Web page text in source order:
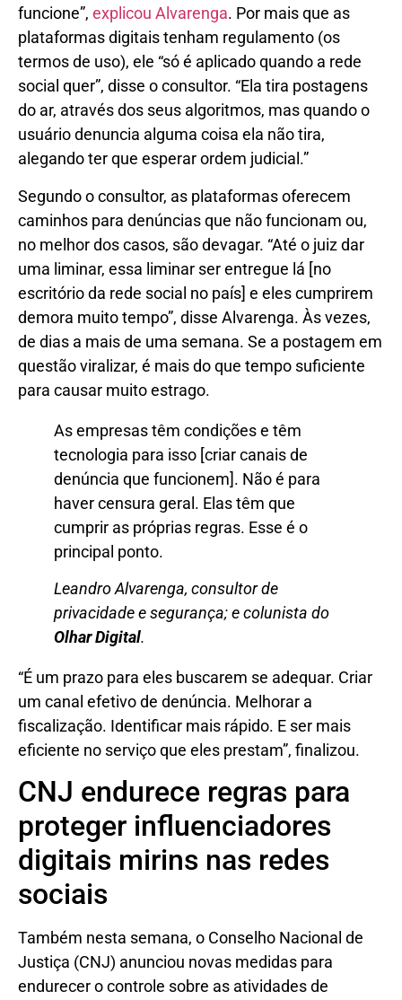
funcione”, explicou Alvarenga. Por mais que as
plataformas digitais tenham regulamento (os
termos de uso), ele “só é aplicado quando a rede
social quer”, disse o consultor. “Ela tira postagens
do ar, através dos seus algoritmos, mas quando o
usuário denuncia alguma coisa ela não tira,
alegando ter que esperar ordem judicial.”
Segundo o consultor, as plataformas oferecem
caminhos para denúncias que não funcionam ou,
no melhor dos casos, são devagar. “Até o juiz dar
uma liminar, essa liminar ser entregue lá [no
escritório da rede social no país] e eles cumprirem
demora muito tempo”, disse Alvarenga. Às vezes,
de dias a mais de uma semana. Se a postagem em
questão viralizar, é mais do que tempo suficiente
para causar muito estrago.
As empresas têm condições e têm
tecnologia para isso [criar canais de
denúncia que funcionem]. Não é para
haver censura geral. Elas têm que
cumprir as próprias regras. Esse é o
principal ponto.
Leandro Alvarenga, consultor de
privacidade e segurança; e colunista do
Olhar Digital.
“É um prazo para eles buscarem se adequar. Criar
um canal efetivo de denúncia. Melhorar a
fiscalização. Identificar mais rápido. E ser mais
eficiente no serviço que eles prestam”, finalizou.
CNJ endurece regras para
proteger influenciadores
digitais mirins nas redes
sociais
Também nesta semana, o Conselho Nacional de
Justiça (CNJ) anunciou novas medidas para
endurecer o controle sobre as atividades de